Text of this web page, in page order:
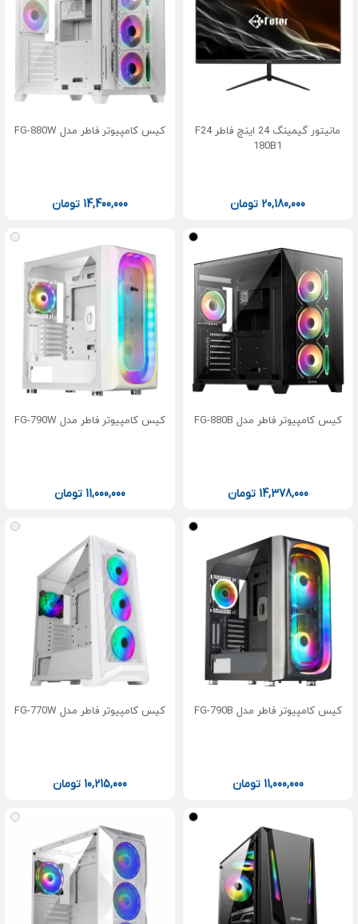
مانیتور گیمینگ 24 اینچ فاطر F24
180B1
20,180,000 تومان
کیس کامپیوتر فاطر مدل FG-880W
14,400,000 تومان
کیس کامپیوتر فاطر مدل FG-880B
14,378,000 تومان
کیس کامپیوتر فاطر مدل FG-790W
11,000,000 تومان
کیس کامپیوتر فاطر مدل FG-790B
11,000,000 تومان
کیس کامپیوتر فاطر مدل FG-770W
10,215,000 تومان